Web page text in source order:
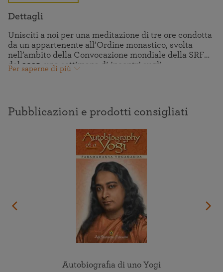
Dettagli
Unisciti a noi per una meditazione di tre ore condotta
da un appartenente all’Ordine monastico, svolta
nell’ambito della Convocazione mondiale della SRF
del 2025, una settimana di incontri sugli
insegnamenti di Paramahansa Yogananda sull’“Arte
devozionali), pellegrinaggi virtuali agli ashram dove
Paramahansaji ha vissuto ed è entrato in comunione
Per saperne di più
Pubblicazioni e prodotti consigliati
Autobiografia di uno Yogi